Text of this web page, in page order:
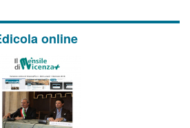
online